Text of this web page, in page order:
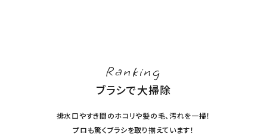
Ranking
ブラシで大掃除
排水口やすき間のホコリや髪の毛、汚れを一掃！
プロも驚くブラシを取り揃えています！